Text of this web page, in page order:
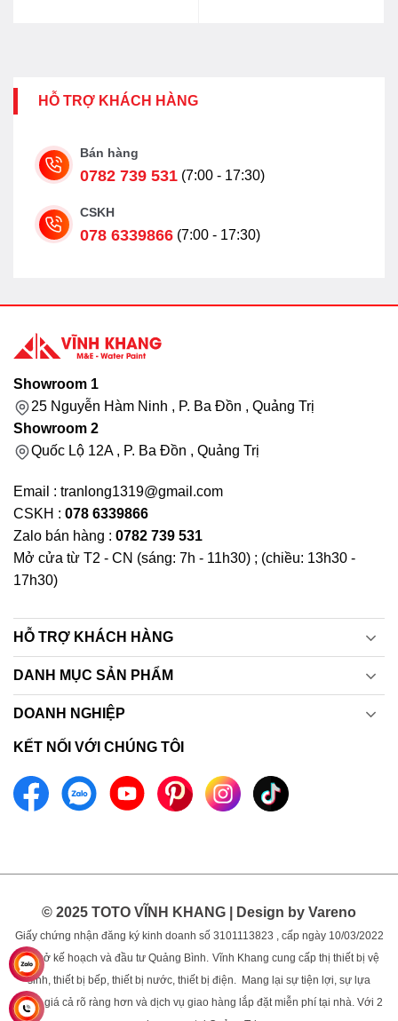
HỖ TRỢ KHÁCH HÀNG
Bán hàng
0782 739 531 (7:00 - 17:30)
CSKH
078 6339866 (7:00 - 17:30)
Showroom 1
25 Nguyễn Hàm Ninh , P. Ba Đồn , Quảng Trị
Showroom 2
Quốc Lộ 12A , P. Ba Đồn , Quảng Trị
Email : tranlong1319@gmail.com
CSKH : 078 6339866
Zalo bán hàng : 0782 739 531
Mở cửa từ T2 - CN (sáng: 7h - 11h30) ; (chiều: 13h30 -
17h30)
HỖ TRỢ KHÁCH HÀNG
DANH MỤC SẢN PHẨM
DOANH NGHIỆP
KẾT NỐI VỚI CHÚNG TÔI
© 2025 TOTO VĨNH KHANG | Design by Vareno
Giấy chứng nhận đăng ký kinh doanh số 3101113823 , cấp ngày 10/03/2022
bởi sở kế hoạch và đầu tư Quảng Bình. Vĩnh Khang cung cấp thị thiết bị vệ
sinh, thiết bị bếp, thiết bị nước, thiết bị điện. Mang lại sự tiện lợi, sự lựa
chọn, giá cả rõ ràng hơn và dịch vụ giao hàng lắp đặt miễn phí tại nhà. Với 2